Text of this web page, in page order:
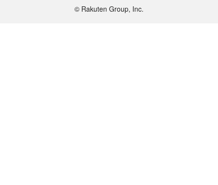
©︎ Rakuten Group, Inc.